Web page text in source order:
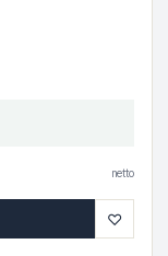
netto
♡